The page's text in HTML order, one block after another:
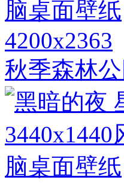
4200x2363
秋季森林